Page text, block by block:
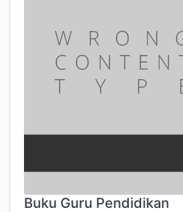
Buku Guru Pendidikan